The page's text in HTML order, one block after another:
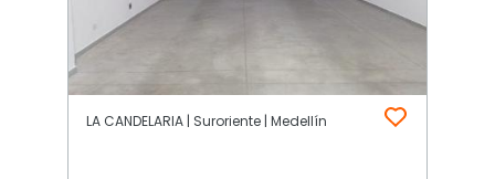
LA CANDELARIA | Suroriente | Medellín